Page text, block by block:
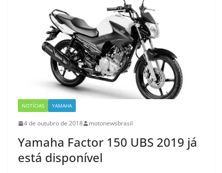
NOTÍCIAS YAMAHA
4 de outubro de 2018 motonewsbrasil
Yamaha Factor 150 UBS 2019 já
está disponível